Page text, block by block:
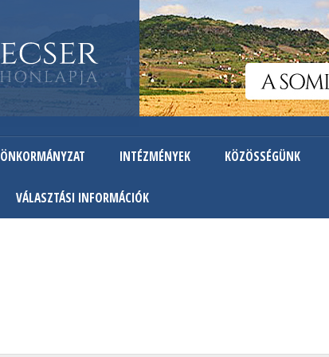
Ugrás
a
tartalomra
ÖNKORMÁNYZAT INTÉZMÉNYEK KÖZÖSSÉGÜNK
VÁLASZTÁSI INFORMÁCIÓK